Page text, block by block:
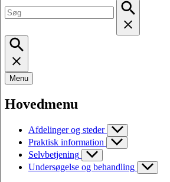
Menu
Hovedmenu
Afdelinger og steder
Praktisk information
Selvbetjening
Undersøgelse og behandling